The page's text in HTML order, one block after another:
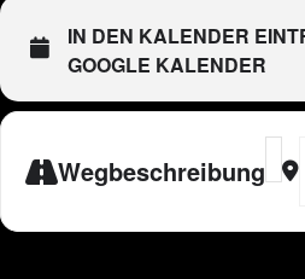
IN DEN KALENDER
GOOGLE KALENDER
Wegbeschreibung